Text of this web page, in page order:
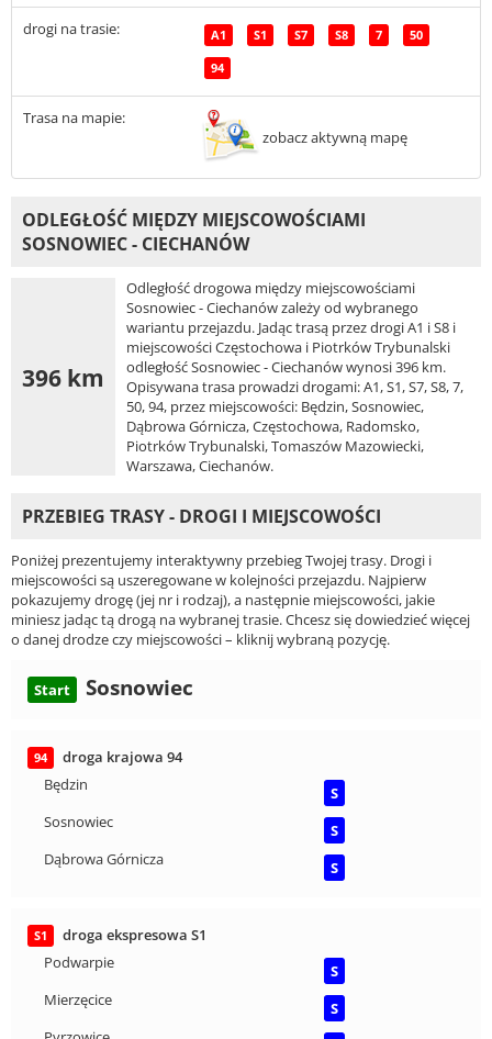
drogi na trasie: A1 S1 S7 S8 7 50
94
Trasa na mapie:
zobacz aktywną mapę
ODLEGŁOŚĆ MIĘDZY MIEJSCOWOŚCIAMI
SOSNOWIEC - CIECHANÓW
396 km
Odległość drogowa między miejscowościami
Sosnowiec - Ciechanów zależy od wybranego
wariantu przejazdu. Jadąc trasą przez drogi A1 i S8 i
miejscowości Częstochowa i Piotrków Trybunalski
odległość Sosnowiec - Ciechanów wynosi 396 km.
Opisywana trasa prowadzi drogami: A1, S1, S7, S8, 7,
50, 94, przez miejscowości: Będzin, Sosnowiec,
Dąbrowa Górnicza, Częstochowa, Radomsko,
Piotrków Trybunalski, Tomaszów Mazowiecki,
Warszawa, Ciechanów.
PRZEBIEG TRASY - DROGI I MIEJSCOWOŚCI
Poniżej prezentujemy interaktywny przebieg Twojej trasy. Drogi i
miejscowości są uszeregowane w kolejności przejazdu. Najpierw
pokazujemy drogę (jej nr i rodzaj), a następnie miejscowości, jakie
miniesz jadąc tą drogą na wybranej trasie. Chcesz się dowiedzieć więcej
o danej drodze czy miejscowości – kliknij wybraną pozycję.
Start Sosnowiec
94
droga krajowa 94
Będzin
S
Sosnowiec
S
Dąbrowa Górnicza
S
S1
droga ekspresowa S1
Podwarpie
S
Mierzęcice
S